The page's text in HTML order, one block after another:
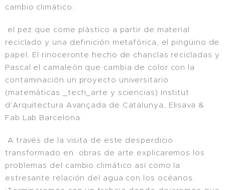
cambio climático:
el pez que come plástico a partir de material
reciclado y una definición metafórica, el pingüino de
papel. El rinoceronte hecho de chanclas recicladas y
Pascal el camaleón que cambia de color con la
contaminación un proyecto universitario
(matemáticas _tech_arte y sciencias) Institut
d'Arquitectura Avançada de Catalunya, Elisava &
Fab Lab Barcelona.
A través de la visita de este desperdicio
transformado en obras de arte explicaremos los
problemas del cambio climático así como la
estresante relación del agua con los océanos.